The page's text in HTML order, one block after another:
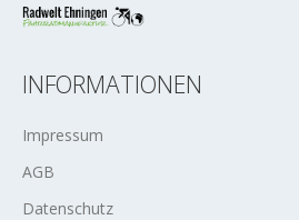
INFORMATIONEN
Impressum
AGB
Datenschutz